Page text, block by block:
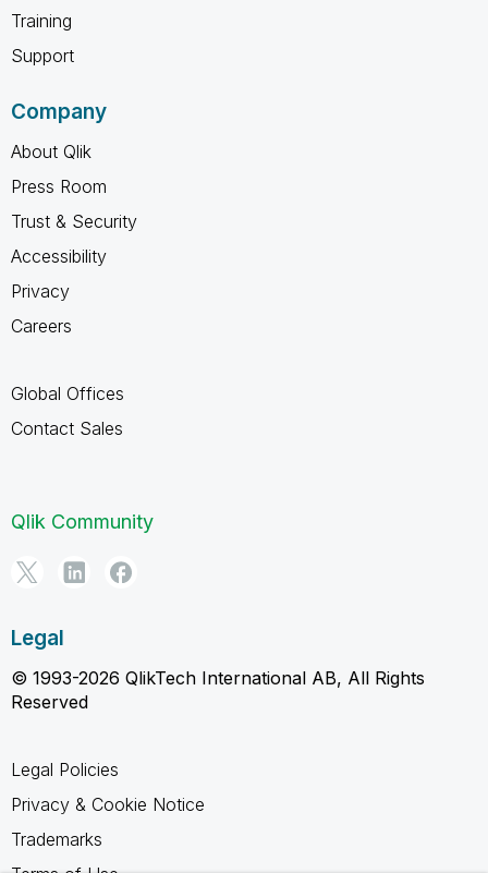
Training
Support
Company
About Qlik
Press Room
Trust & Security
Accessibility
Privacy
Careers
Global Offices
Contact Sales
Qlik Community
Legal
© 1993-2026 QlikTech International AB, All Rights
Reserved
Legal Policies
Privacy & Cookie Notice
Trademarks